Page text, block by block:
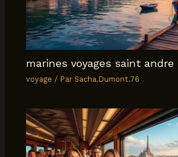
marines voyages saint
voyage / ParSacha.Dumont.76